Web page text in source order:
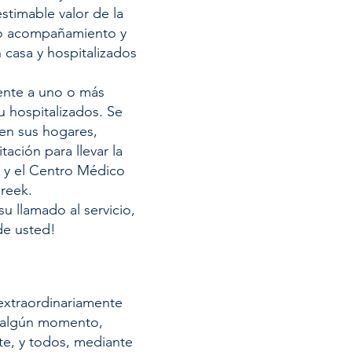
valor de la
acompañamiento y
y hospitalizados
a uno o más
hospitalizados. Se
sus hogares,
para llevar la
y el Centro Médico
llamado al servicio,
usted!
momento,
y todos, mediante